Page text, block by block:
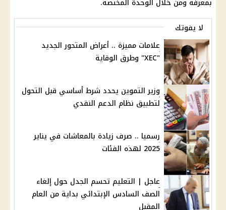
بمعرفة ومن خلال الوحدة المختصة.
لا يفوتك
علامات مميزة .. أعراض المتحور الجديد
"XEC" وطرق الوقاية
وزير التموين يحدد شرط أساسي قبل التحول
لتطبيق نظام الدعم النقدي
رسميا .. صرف زيادة بالمعاشات في يناير
2025 لهذه الفئات
عاجل | التعليم تحسم الجدل حول إلغاء
الصف السادس الإبتدائي بداية من العام
المقبل